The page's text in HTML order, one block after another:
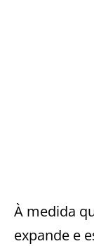
À medida
expande e